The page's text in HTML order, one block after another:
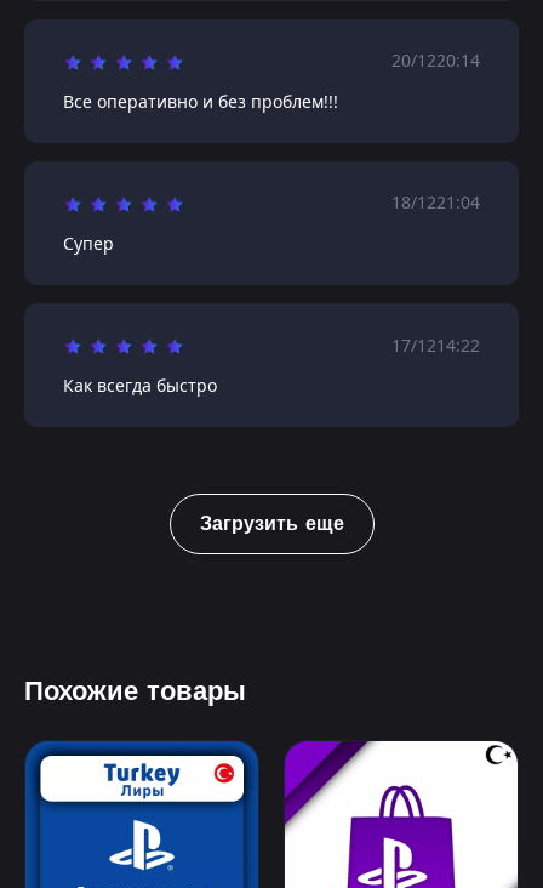
20/1220:14
Все оперативно и без проблем!!!
18/1221:04
Супер
17/1214:22
Как всегда быстро
Загрузить еще
Похожие товары